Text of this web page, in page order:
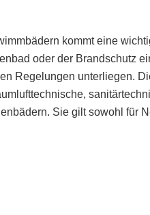
kommt eine
oder der Brandschutz
Regelungen unterliegen.
Sie gilt sowohl für